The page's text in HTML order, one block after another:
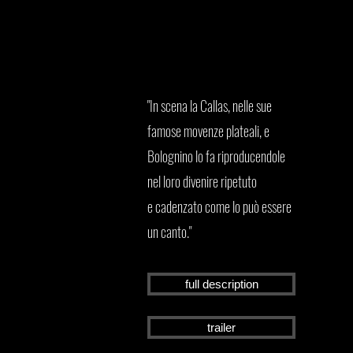
"In scena la Callas, nelle sue
famose movenze plateali, e
Bolognino lo fa riproducendole
nel loro divenire ripetuto
e cadenzato come lo può essere
un canto."
full description
trailer